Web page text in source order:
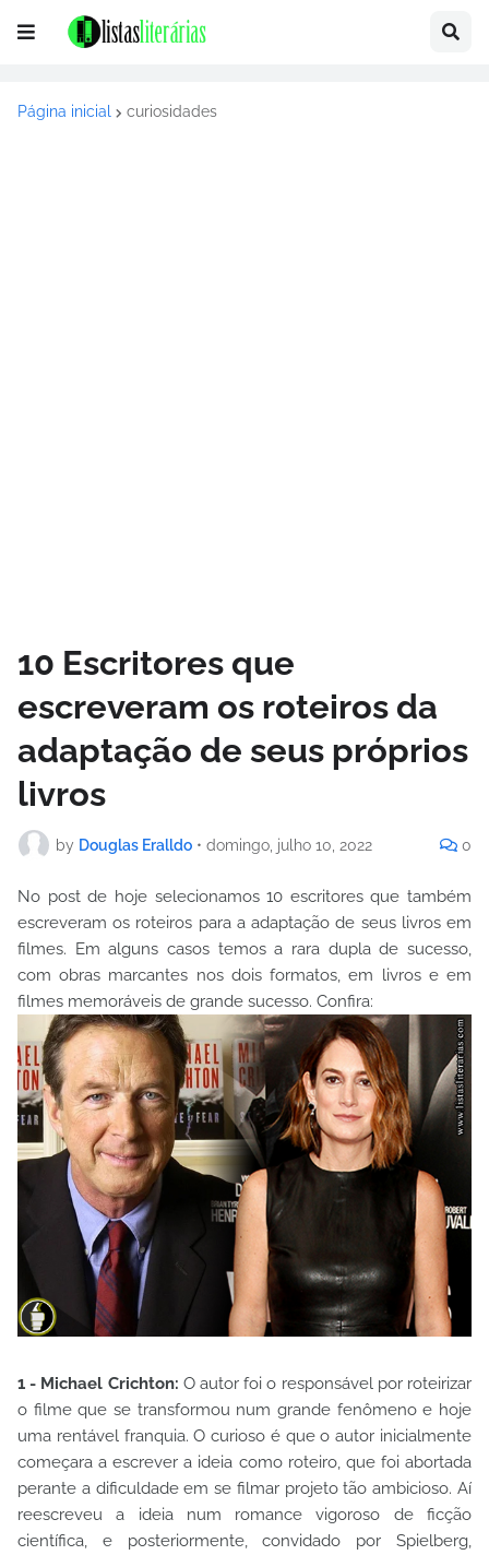
Página inicial curiosidades
10 Escritores que
escreveram os roteiros da
adaptação de seus próprios
livros
by Douglas Eralldo • domingo, julho 10, 2022 0
No post de hoje selecionamos 10 escritores que também
escreveram os roteiros para a adaptação de seus livros em
filmes. Em alguns casos temos a rara dupla de sucesso,
com obras marcantes nos dois formatos, em livros e em
filmes memoráveis de grande sucesso. Confira:
1 - Michael Crichton: O autor foi o responsável por roteirizar
o filme que se transformou num grande fenômeno e hoje
uma rentável franquia. O curioso é que o autor inicialmente
começara a escrever a ideia como roteiro, que foi abortada
perante a dificuldade em se filmar projeto tão ambicioso. Aí
reescreveu a ideia num romance vigoroso de ficção
científica, e posteriormente, convidado por Spielberg,